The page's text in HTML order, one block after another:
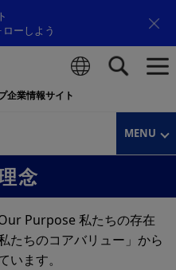
ーしよう
企業情報サイト
MENU
念
Purpose私たちの存在
たちのコアバリュー」から
ます。